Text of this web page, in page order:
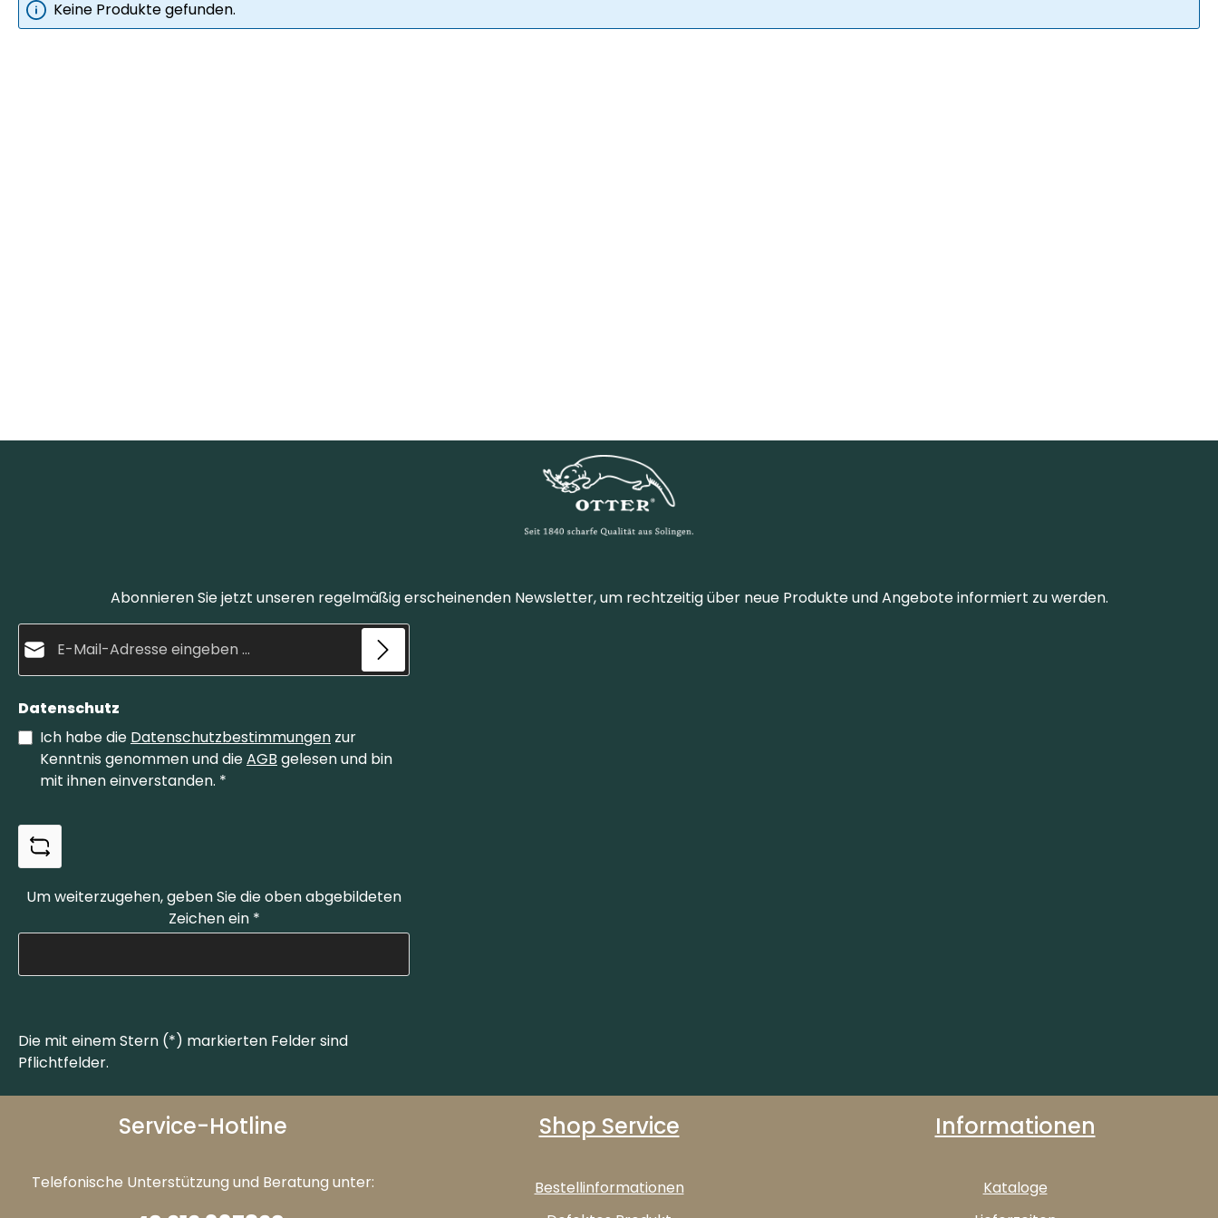
Keine Produkte gefunden.
Abonnieren Sie jetzt unseren regelmäßig erscheinenden Newsletter, um rechtzeitig über neue Produkte und Angebote informiert zu werden.
Datenschutz
Ich habe die Datenschutzbestimmungen zur
Kenntnis genommen und dieAGB gelesen und bin
mit ihnen einverstanden. *
Um weiterzugehen, geben Sie die oben abgebildeten
Zeichen ein *
Die mit einem Stern (*) markierten Felder sind
Pflichtfelder.
Service-Hotline
Telefonische Unterstützung und Beratung unter:
Shop Service
Bestellinformationen
Informationen
Kataloge